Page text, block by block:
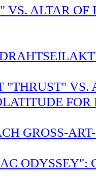
VS. ALTAR
"THRUST"
GROSS-
ODYSSEY":